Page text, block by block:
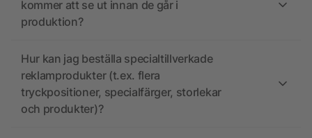
kommer att se ut innan de går i
produktion?
Hur kan jag beställa specialtillverkade
reklamprodukter (t.ex. flera
tryckpositioner, specialfärger, storlekar
och produkter)?